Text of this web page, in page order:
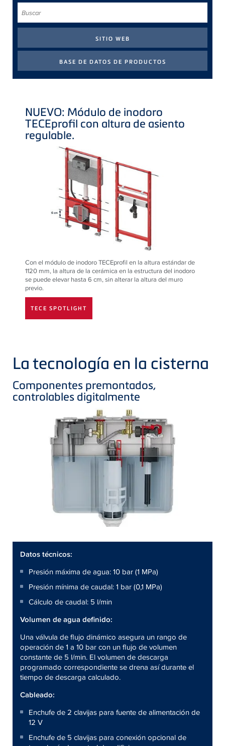
NUEVO: Módulo de inodoro
TECEprofil con altura de asiento
regulable.
Con el módulo de inodoro TECEprofil en la altura estándar de
1120 mm, la altura de la cerámica en la estructura del inodoro
se puede elevar hasta 6 cm, sin alterar la altura del muro
previo.
TECE SPOTLIGHT
La tecnología en la cisterna
Componentes premontados,
controlables digitalmente
Datos técnicos:
Presión máxima de agua: 10 bar (1 MPa)
Presión mínima de caudal: 1 bar (0,1 MPa)
Cálculo de caudal: 5 l/min
Volumen de agua definido:
Una válvula de flujo dinámico asegura un rango de
operación de 1 a 10 bar con un flujo de volumen
constante de 5 l/min. El volumen de descarga
programado correspondiente se drena así durante el
tiempo de descarga calculado.
Cableado:
Enchufe de 2 clavijas para fuente de alimentación de
12 V
Enchufe de 5 clavijas para conexión opcional de